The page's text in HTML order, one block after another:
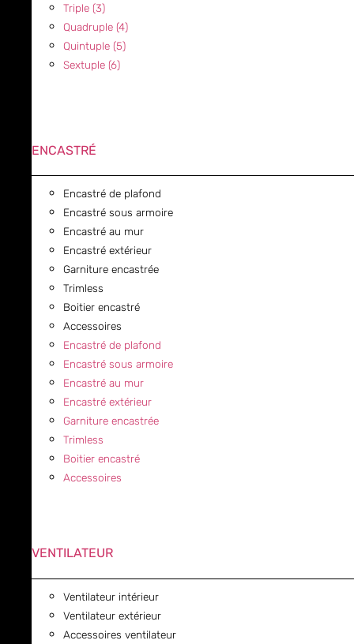
Triple (3)
Quadruple (4)
Quintuple (5)
Sextuple (6)
ENCASTRÉ
Encastré de plafond
Encastré sous armoire
Encastré au mur
Encastré extérieur
Garniture encastrée
Trimless
Boitier encastré
Accessoires
Encastré de plafond
Encastré sous armoire
Encastré au mur
Encastré extérieur
Garniture encastrée
Trimless
Boitier encastré
Accessoires
VENTILATEUR
Ventilateur intérieur
Ventilateur extérieur
Accessoires ventilateur